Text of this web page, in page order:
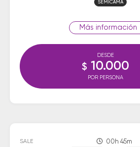
SEMICAMA
información
DESDE
$ 10.000
POR PERSONA
SALE 00h 45m